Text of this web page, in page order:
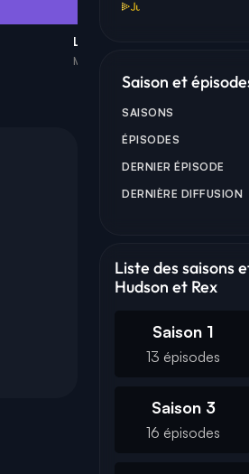
LUKE ROBERTS
MARK
Saison et
SAISONS
ÉPISODES
DERNIER ÉPISODE
DERNIÈRE DIFFUSION
Liste des saisons
Hudson et Rex
Saison 1
13 épisodes
Saison 3
16 épisodes